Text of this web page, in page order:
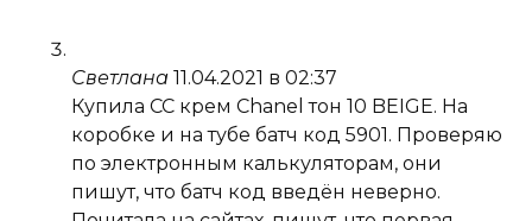
Светлана 11.04.2021 в 02:37
Купила СС крем Chanel тон 10 BEIGE. На
коробке и на тубе батч код 5901. Проверяю
по электронным калькуляторам, они
пишут, что батч код введён неверно.